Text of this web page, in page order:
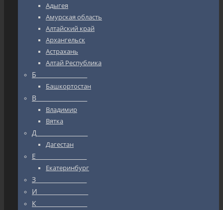
Адыгея
Амурская область
Алтайский край
Архангельск
Астрахань
Алтай Республика
Б_________________
Башкортостан
В_________________
Владимир
Вятка
Д_________________
Дагестан
Е_________________
Екатеринбург
З_________________
И_________________
К_________________